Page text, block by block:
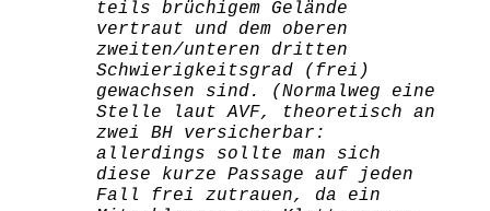
teils brüchigem Gelände
vertraut und dem oberen
zweiten/unteren dritten
Schwierigkeitsgrad (frei)
gewachsen sind. (Normalweg eine
Stelle laut AVF, theoretisch an
zwei BH versicherbar:
allerdings sollte man sich
diese kurze Passage auf jeden
Fall frei zutrauen, da ein